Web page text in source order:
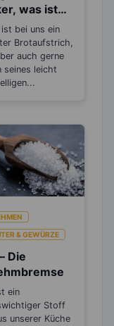
was ist
bei uns ein
Brotaufstrich,
auch gerne
seines leicht
& GEWÜRZE
Die
ein
Stoff
unserer Küche